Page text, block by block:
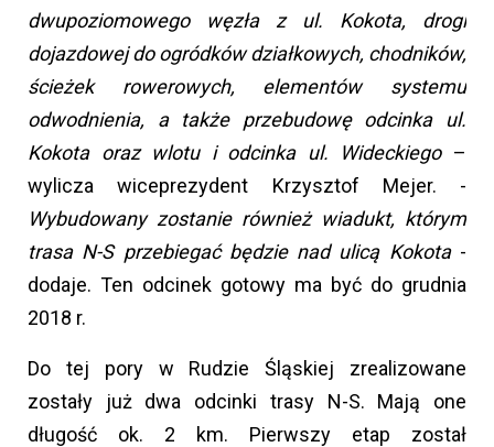
dwupoziomowego węzła z ul. Kokota, drogi
dojazdowej do ogródków działkowych, chodników,
ścieżek rowerowych, elementów systemu
odwodnienia, a także przebudowę odcinka ul.
Kokota oraz wlotu i odcinka ul. Wideckiego–
wylicza wiceprezydent Krzysztof Mejer. -
Wybudowany zostanie również wiadukt, którym
trasa N-S przebiegać będzie nad ulicą Kokota-
dodaje. Ten odcinek gotowy ma być do grudnia
2018 r.
Do tej pory w Rudzie Śląskiej zrealizowane
zostały już dwa odcinki trasy N-S. Mają one
długość ok. 2 km. Pierwszy etap został